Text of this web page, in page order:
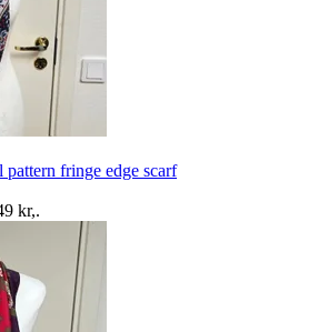
fringe edge scarf
kr,.